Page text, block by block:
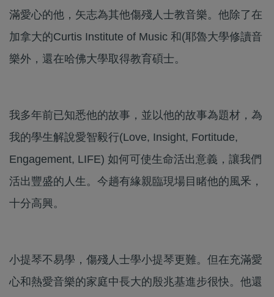
滿愛心的他，矢志為其他傷殘人士教音樂。他除了在
加拿大的Curtis Institute of Music 和(耶魯大學修讀音
樂外，還在哈佛大學取得教育碩士。
我多年前已知悉他的故事，並以他的故事為題材，為
我的學生解說愛智毅行(Love, Insight, Fortitude,
Engagement, LIFE) 如何可使生命活出意義，讓我們
活出豐盛的人生。今趟有緣親臨現場目睹他的風釆，
十分高興。
小提琴不易學，傷殘人士學小提琴更難。但在充滿愛
心和熱愛音樂的家庭中長大的殷兆基進步很快。他還